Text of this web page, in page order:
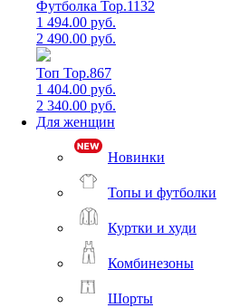
Футболка Top.1132
1 494.00 руб.
2 490.00 руб.
Топ Top.867
1 404.00 руб.
2 340.00 руб.
Для женщин
Новинки
Топы и футболки
Куртки и худи
Комбинезоны
Шорты